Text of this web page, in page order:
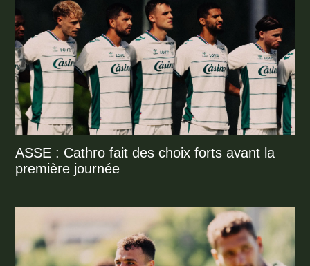
ASSE : Cathro fait des choix forts avant la
première journée